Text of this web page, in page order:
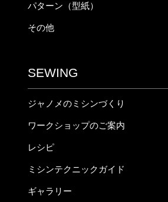
パターン（型紙）
その他
SEWING
ジャノメのミシンづくり
ワークショップのご案内
レシピ
ミシンテクニックガイド
ギャラリー